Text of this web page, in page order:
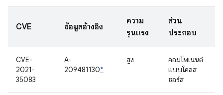
CVE ข้อมูลอ้างอิง
ความ
รุนแรง
ส่วน
ประกอบ
CVE-
2021-
35083
A-
209481130*
สูง
คอมโพเนนต์
แบบโคลส
ซอร์ส